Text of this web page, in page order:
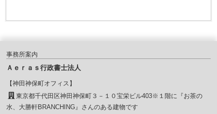
事務所案内
Ａｅｒａｓ行政書士法人
【神田神保町オフィス】
東京都千代田区神田神保町３－１０宝栄ビル403※１階に『お茶の
水、大勝軒BRANCHING』さんのある建物です